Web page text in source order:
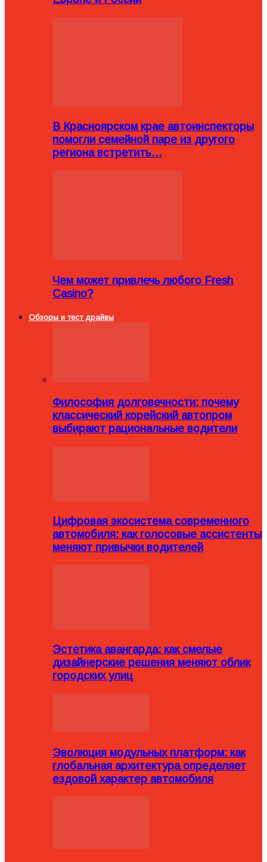
В Красноярском крае автоинспекторы
помогли семейной паре из другого
региона встретить…
Чем может привлечь любого Fresh
Casino?
Обзоры и тест драйвы
Философия долговечности: почему
классический корейский автопром
выбирают рациональные водители
Цифровая экосистема современного
автомобиля: как голосовые ассистенты
меняют привычки водителей
Эстетика авангарда: как смелые
дизайнерские решения меняют облик
городских улиц
Эволюция модульных платформ: как
глобальная архитектура определяет
ездовой характер автомобиля